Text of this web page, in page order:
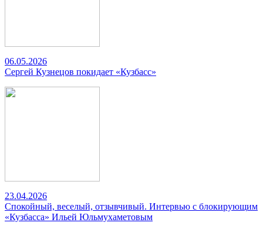
06.05.2026
Сергей Кузнецов покидает «Кузбасс»
23.04.2026
Спокойный, веселый, отзывчивый. Интервью с блокирующим
«Кузбасса» Ильей Юльмухаметовым